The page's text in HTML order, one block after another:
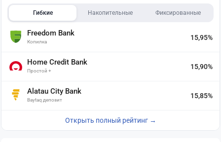
Гибкие Накопительные Фиксированные
Freedom Bank
Копилка
15,95%
Home Credit Bank
Простой +
15,90%
Alatau City Bank
Baytaq депозит
15,85%
Открыть полный рейтинг →